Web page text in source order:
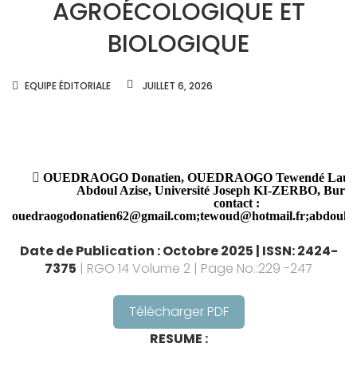
AGROÉCOLOGIQUE ET
BIOLOGIQUE
AUTHOR
EQUIPE ÉDITORIALE JUILLET 6, 2026
OUEDRAOGO Donatien, OUEDRAOGO Tewendé
Abdoul Azise, Université Joseph KI-ZERBO,
contact :
Date de Publication : Octobre 2025 | ISSN: 2424-
7375 | RGO 14 Volume 2 | Page No.:229 -247
Télécharger PDF
RESUME :